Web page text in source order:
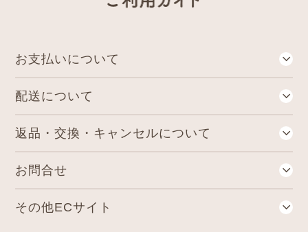
お⽀払いについて
配送について
返品・交換・キャンセルについて
お問合せ
その他ECサイト